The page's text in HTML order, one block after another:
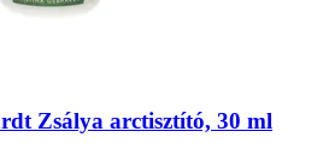
Zsálya arctisztító, 30 ml